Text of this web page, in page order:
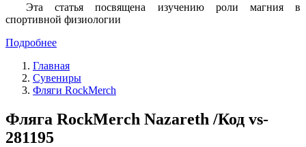
Эта статья посвящена изучению роли магния в
спортивной физиологии
Подробнее
Главная
Сувениры
Фляги RockMerch
Фляга RockMerch Nazareth /Код vs-
281195